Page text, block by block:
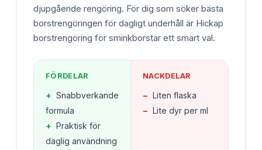
djupgående rengöring. För dig som söker bästa
borstrengöringen för dagligt underhåll är Hickap
borstrengöring för sminkborstar ett smart val.
FÖRDELAR
+ Snabbverkande
formula
+ Praktisk för
daglig användning
NACKDELAR
− Liten flaska
− Lite dyr per ml